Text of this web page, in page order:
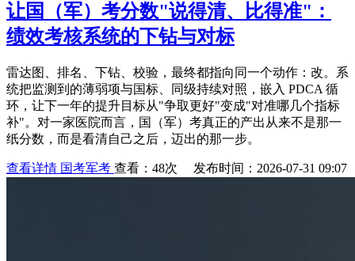
让国（军）考分数"说得清、比得准"：
绩效考核系统的下钻与对标
雷达图、排名、下钻、校验，最终都指向同一个动作：改。系
统把监测到的薄弱项与国标、同级持续对照，嵌入 PDCA 循
环，让下一年的提升目标从"争取更好"变成"对准哪几个指标
补"。对一家医院而言，国（军）考真正的产出从来不是那一
纸分数，而是看清自己之后，迈出的那一步。
查看详情 国考军考 查看：48次 发布时间：2026-07-31 09:07